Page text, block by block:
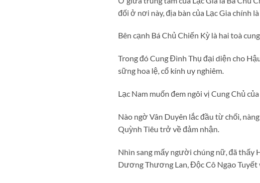
đối ở nơi này, địa bàn của Lạc Gia chính
Bên cạnh Bá Chủ Chiến Kỳ là hai toà
Trong đó Cung Đình Thụ đại diện cho
sững hoa lệ, cổ kính uy nghiêm.
Lạc Nam muốn đem ngôi vị Cung Chủ
Nào ngờ Vân Duyên lắc đầu từ chối,
Quỳnh Tiêu trở về đảm nhận.
Nhìn sang mấy người chúng nữ, đã thấy
Dương Thương Lan, Độc Cô Ngạo